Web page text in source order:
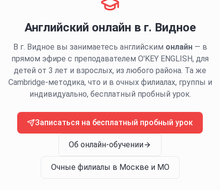
Английский онлайн в г. Видное
В г. Видное вы занимаетесь английским онлайн— в
прямом эфире с преподавателем O'KEY ENGLISH, для
детей от 3 лет и взрослых, из любого района. Та же
Cambridge-методика, что и в очных филиалах, группы и
индивидуально, бесплатный пробный урок.
Записаться на бесплатный пробный урок
Об онлайн-обучении
Очные филиалы в Москве и МО